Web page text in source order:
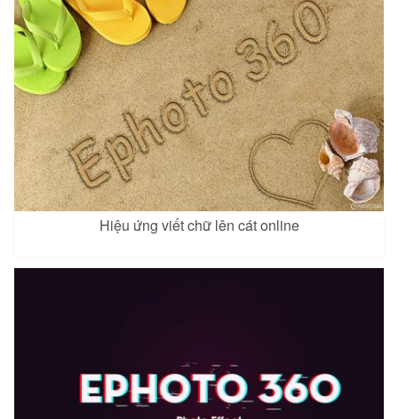
Hiệu ứng viết chữ lên cát online